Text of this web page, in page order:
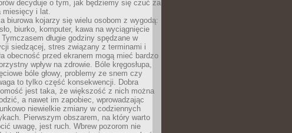
decyduje o tym, jak będziemy się czuć za
miesięcy i lat.
biurowa kojarzy się wielu osobom z wygodą:
biurko, komputer, kawa na wyciągnięcie
Tymczasem długie godziny spędzane w
siedzącej, stres związany z terminami i
obecność przed ekranem mogą mieć bardzo
wpływ na zdrowie. Bóle kręgosłupa,
bóle głowy, problemy ze snem czy
to tylko część konsekwencji. Dobra
jest taka, że większość z nich można
a nawet im zapobiec, wprowadzając
niewielkie zmiany w codziennych
Pierwszym obszarem, na który warto
uwagę, jest ruch. Wbrew pozorom nie